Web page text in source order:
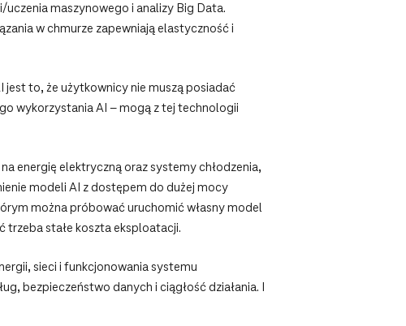
maszynowego i analizy Big Data.
w chmurze zapewniają elastyczność i
to, że użytkownicy nie muszą posiadać
wykorzystania AI – mogą z tej technologii
energię elektryczną oraz systemy chłodzenia,
modeli AI z dostępem do dużej mocy
można próbować uruchomić własny model
trzeba stałe koszta eksploatacji.
sieci i funkcjonowania systemu
bezpieczeństwo danych i ciągłość działania. I